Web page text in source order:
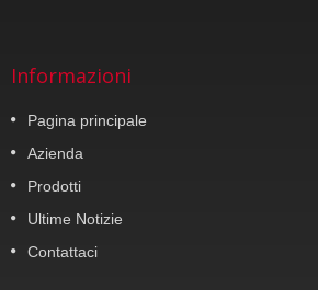
Informazioni
Pagina principale
Azienda
Prodotti
Ultime Notizie
Contattaci